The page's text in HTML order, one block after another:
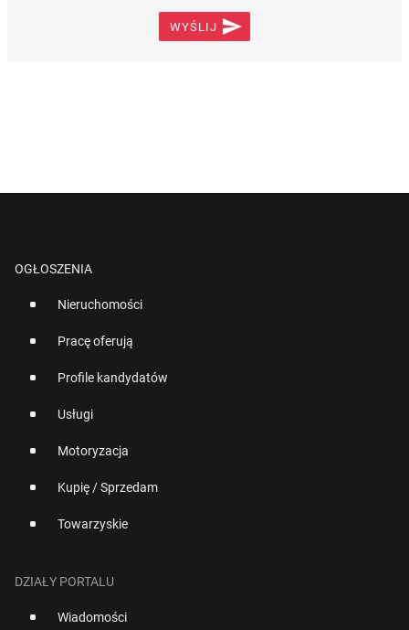
WYŚLIJ 
OGŁOSZENIA
Nieruchomości
Pracę oferują
Profile kandydatów
Usługi
Motoryzacja
Kupię / Sprzedam
Towarzyskie
DZIAŁY PORTALU
Wiadomości